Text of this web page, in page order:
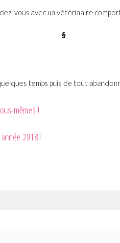
vous avec un vétérinaire
§
temps puis de tout
mêmes !
2018 !